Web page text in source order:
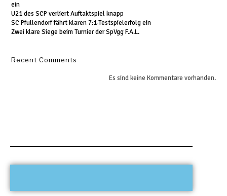
ein
U21 des SCP verliert Auftaktspiel knapp
SC Pfullendorf fährt klaren 7:1-Testspielerfolg ein
Zwei klare Siege beim Turnier der SpVgg F.A.L.
Recent Comments
Es sind keine Kommentare vorhanden.